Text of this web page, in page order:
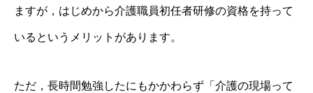
ますが，はじめから介護職員初任者研修の資格を持って
いるというメリットがあります。
ただ，長時間勉強したにもかかわらず「介護の現場って